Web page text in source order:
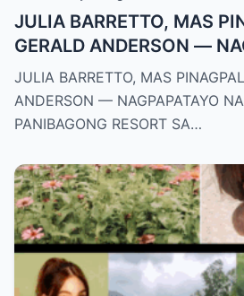
JULIA BARRETTO, MAS
GERALD ANDERSON —
NAMAN NG PANIBAGONG
ZAMBALES!
JULIA BARRETTO, MAS
ANDERSON — NAGPAPATAYO
PANIBAGONG RESORT SA…